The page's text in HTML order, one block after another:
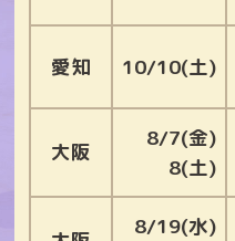
愛知 10/10(土)
大阪
8/7(金)
8(土)
8/19(水)